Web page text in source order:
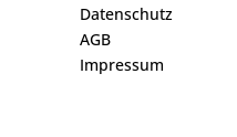
Datenschutz
AGB
Impressum